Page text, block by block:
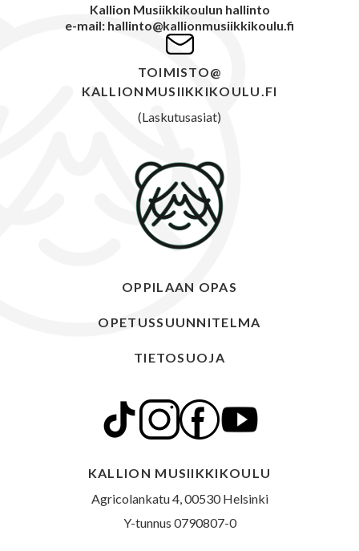
Kallion Musiikkikoulun hallinto
e-mail: hallinto@kallionmusiikkikoulu.fi
TOIMISTO@
KALLIONMUSIIKKIKOULU.FI
(Laskutusasiat)
OPPILAAN OPAS
OPETUSSUUNNITELMA
TIETOSUOJA
KALLION MUSIIKKIKOULU
Agricolankatu 4, 00530 Helsinki
Y-tunnus 0790807-0